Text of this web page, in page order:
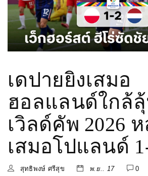
เดปายยิงเสมอ
ฮอลแลนด์ใกล้
เวิลด์คัพ 2026 ห
เสมอโปแลนด์
สุทธิพงษ์ ศรีสุข พ.ย.. 17 0